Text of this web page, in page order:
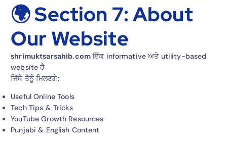
🌍 Section 7: About
Our Website
shrimuktsarsahib.comਇੱਕ informative ਅਤੇ utility-based
website ਹੈ
ਜਿੱਥੇ ਤੈਨੂੰ ਮਿਲਣਗੇ:
Useful Online Tools
Tech Tips & Tricks
YouTube Growth Resources
Punjabi & English Content